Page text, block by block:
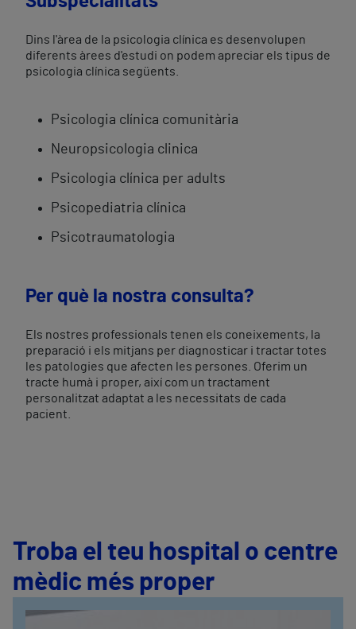
Dins l'àrea de la psicologia clínica es desenvolupen
diferents àrees d'estudi on podem apreciar els tipus de
psicologia clínica següents.
Psicologia clínica comunitària
Neuropsicologia clinica
Psicologia clínica per adults
Psicopediatria clínica
Psicotraumatologia
Per què la nostra consulta?
Els nostres professionals tenen els coneixements, la
preparació i els mitjans per diagnosticar i tractar totes
les patologies que afecten les persones. Oferim un
tracte humà i proper, així com un tractament
personalitzat adaptat a les necessitats de cada
pacient.
Troba el teu hospital o centre
mèdic més proper